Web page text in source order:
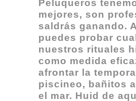
Peluqueros
mejores, son
saldrás ganando.
puedes probar
nuestros rituales
como medida
afrontar la
piscineo, bañitos
el mar. Huid de